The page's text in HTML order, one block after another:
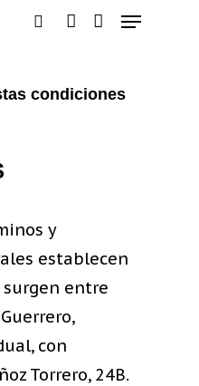
condiciones
y
establecen
entre
con
Torrero, 24B.